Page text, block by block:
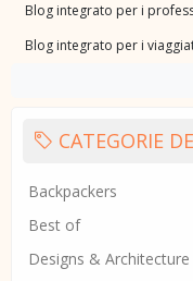
Blog integrato per i
Blog integrato per i
CATEGORIE
Backpackers
Best of
Designs & Architecture